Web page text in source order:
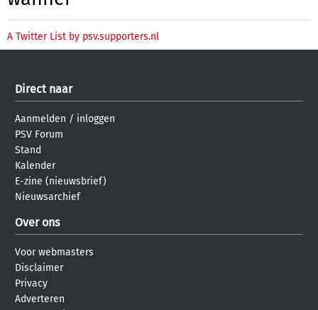
A Twitter List by psv.supporters.nl
Direct naar
Aanmelden / inloggen
PSV Forum
Stand
Kalender
E-zine (nieuwsbrief)
Nieuwsarchief
Over ons
Voor webmasters
Disclaimer
Privacy
Adverteren